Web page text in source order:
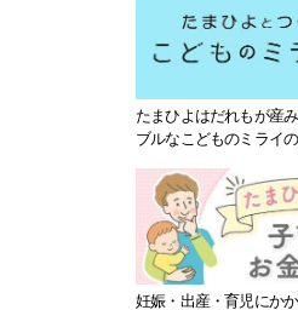
たまひよはだれもが産
ブルなこどものミライ
妊娠・出産・育児にか